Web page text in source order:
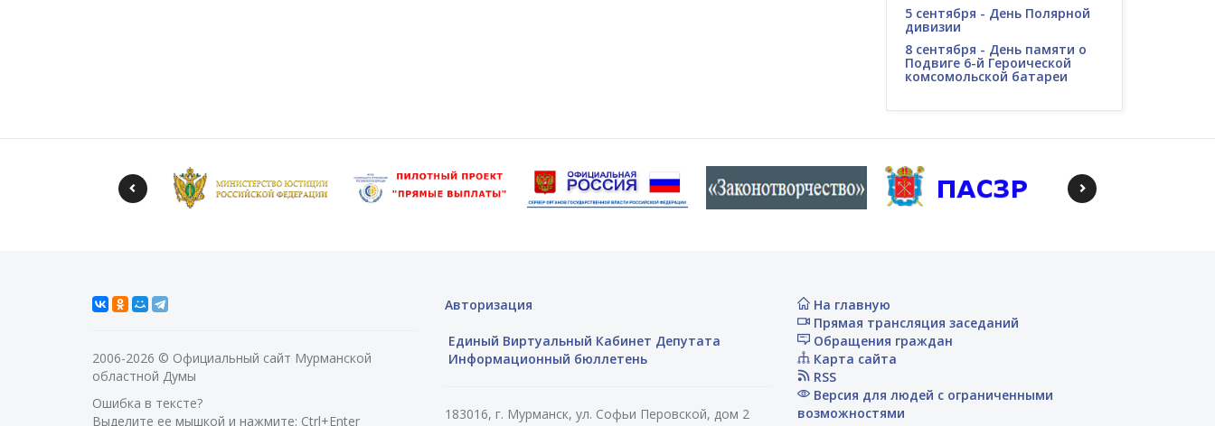
5 сентября - День Полярной
дивизии
8 сентября - День памяти о
Подвиге 6-й Героической
комсомольской батареи
2006-2026 © Официальный сайт Мурманской
областной Думы
Ошибка в тексте?
Выделите ее мышкой и нажмите: Ctrl+Enter
Авторизация
Единый Виртуальный Кабинет Депутата
Информационный бюллетень
183016, г. Мурманск, ул. Софьи Перовской, дом 2
На главную
Прямая трансляция заседаний
Обращения граждан
Карта сайта
RSS
Версия для людей с ограниченными
возможностями